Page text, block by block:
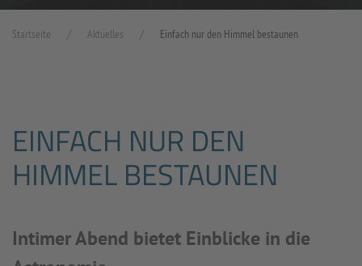
Startseite Aktuelles Einfach nur den Himmel bestaunen
EINFACH NUR DEN
HIMMEL BESTAUNEN
Intimer Abend bietet Einblicke in die